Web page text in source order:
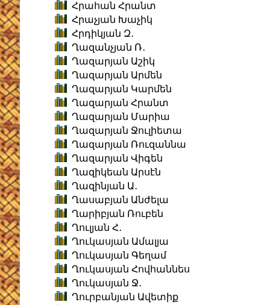
Հրահան Հրանտ
Հրաչյան Խաչիկ
Հրդիկյան Զ․
Ղազանչյան Ռ․
Ղազարյան Աշիկ
Ղազարյան Արմեն
Ղազարյան Կարմեն
Ղազարյան Հրանտ
Ղազարյան Մարիա
Ղազարյան Ջուլիետա
Ղազարյան Ռուզաննա
Ղազարյան Վիգեն
Ղազիկեան Արսէն
Ղազինյան Ա․
Ղասաբյան Անժելա
Ղարիբյան Ռուբեն
Ղուլյան Հ․
Ղուկասյան Ամալյա
Ղուկասյան Գեղամ
Ղուկասյան Հովհաննես
Ղուկասյան Ջ․
Ղուրբանյան Ավետիք